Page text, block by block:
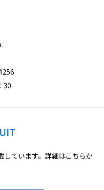
30
しています。詳細はこちらか